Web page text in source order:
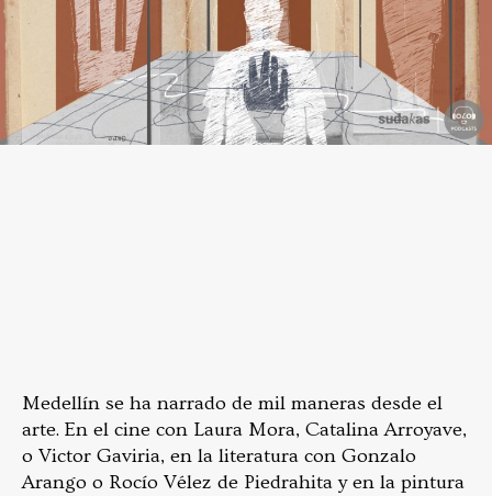
Medellín se ha narrado de mil maneras desde el
arte. En el cine con Laura Mora, Catalina Arroyave,
o Victor Gaviria, en la literatura con Gonzalo
Arango o Rocío Vélez de Piedrahita y en la pintura